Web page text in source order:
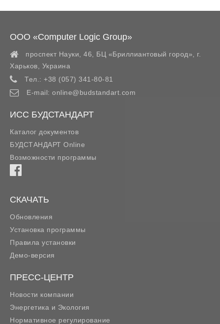
ООО «Computer Logic Group»
проспект Науки, 46, БЦ «Бриллиантовый город»,
г.
Харьков
Украина
Тел.: +38 (057) 341-80-81
E-mail: online@budstandart.com
ИСС БУДСТАНДАРТ
Каталог документов
БУДСТАНДАРТ Online
Возможности программы
СКАЧАТЬ
Обновления
Установка программы
Правила установки
Демо-версия
ПРЕСС-ЦЕНТР
Новости компании
Энергетика и Экология
Нормативное регулирование